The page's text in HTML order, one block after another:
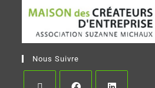
Nous Suivre